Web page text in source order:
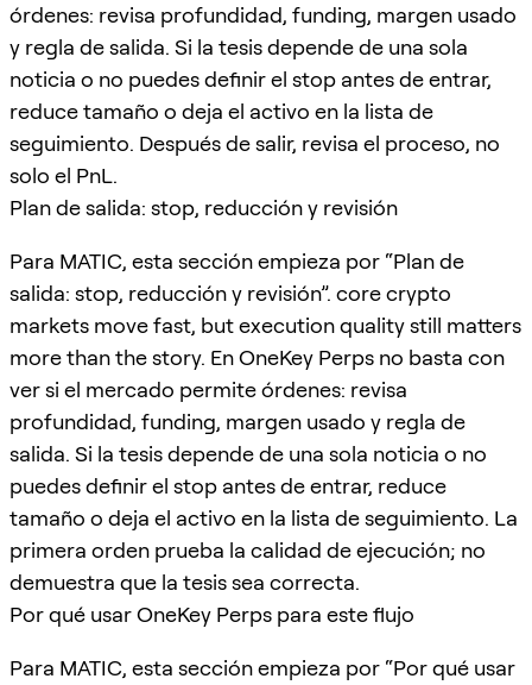
órdenes: revisa profundidad, funding, margen usado
y regla de salida. Si la tesis depende de una sola
noticia o no puedes definir el stop antes de entrar,
reduce tamaño o deja el activo en la lista de
seguimiento. Después de salir, revisa el proceso, no
solo el PnL.
Plan de salida: stop, reducción y revisión
Para MATIC, esta sección empieza por “Plan de
salida: stop, reducción y revisión”. core crypto
markets move fast, but execution quality still matters
more than the story. En OneKey Perps no basta con
ver si el mercado permite órdenes: revisa
profundidad, funding, margen usado y regla de
salida. Si la tesis depende de una sola noticia o no
puedes definir el stop antes de entrar, reduce
tamaño o deja el activo en la lista de seguimiento. La
primera orden prueba la calidad de ejecución; no
demuestra que la tesis sea correcta.
Por qué usar OneKey Perps para este flujo
Para MATIC, esta sección empieza por “Por qué usar